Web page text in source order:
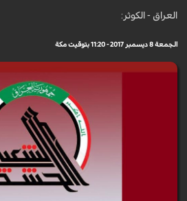
العراق - الكوثر:
الجمعة 8 ديسمبر 2017 - 11:20 بتوقيت مكة